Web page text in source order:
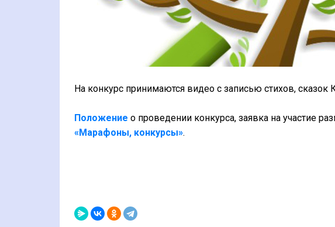
На конкурс принимаются видео с записью стихов, сказок
Положение о проведении конкурса, заявка на участие
«Марафоны, конкурсы».